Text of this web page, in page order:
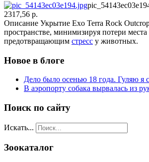
2317,56 р.
Описание Укрытие Exo Terra Rock
пространстве, минимизируя потери
предотвращающим стресс у животных.
Новое в блоге
Дело было осенью 18 года. Гуляю я
В аэропорту собака вырвалась из
Поиск по сайту
Искать...
Зоокаталог